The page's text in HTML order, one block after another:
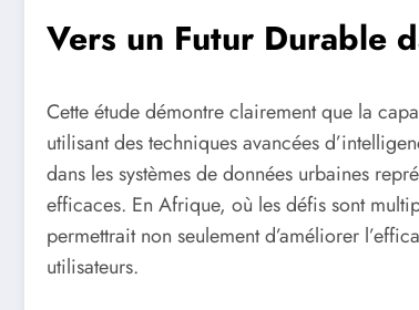
Vers un Futur Durable
Cette étude démontre clairement que la
utilisant des techniques avancées
dans les systèmes de données urbaines
efficaces. En Afrique, où les défis sont
permettrait non seulement d’améliorer
utilisateurs.